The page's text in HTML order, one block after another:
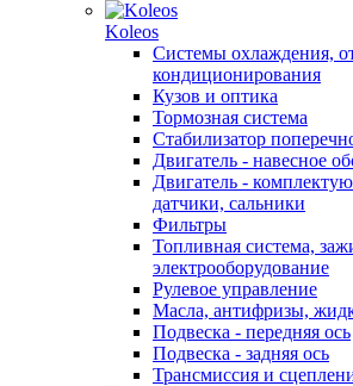
Koleos
Системы охлаждения,
кондиционирования
Кузов и оптика
Тормозная система
Стабилизатор
Двигатель - навесное
Двигатель -
датчики, сальники
Фильтры
Топливная система,
электрооборудование
Рулевое управление
Масла, антифризы,
Подвеска - передняя ось
Подвеска - задняя ось
Трансмиссия и